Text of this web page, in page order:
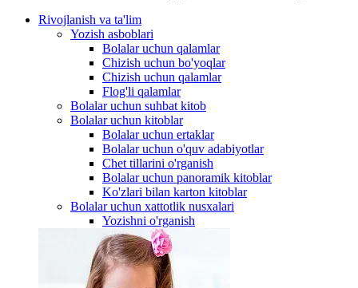
Rivojlanish va ta'lim
Yozish asboblari
Bolalar uchun qalamlar
Chizish uchun bo'yoqlar
Chizish uchun qalamlar
Flog'li qalamlar
Bolalar uchun suhbat kitob
Bolalar uchun kitoblar
Bolalar uchun ertaklar
Bolalar uchun o'quv adabiyotlar
Chet tillarini o'rganish
Bolalar uchun panoramik kitoblar
Ko'zlari bilan karton kitoblar
Bolalar uchun xattotlik nusxalari
Yozishni o'rganish